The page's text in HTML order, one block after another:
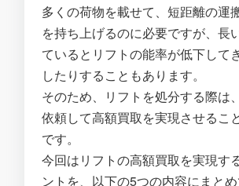
多くの荷物を載せて、短距離の運
を持ち上げるのに必要ですが、長
ているとリフトの能率が低下して
したりすることもあります。
そのため、リフトを処分する際は
依頼して高額買取を実現させるこ
です。
今回はリフトの高額買取を実現す
ントを、以下の5つの内容にまと